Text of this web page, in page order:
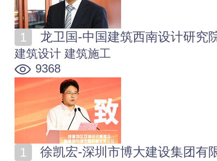
龙卫国-中国建筑西南设计研究
建筑设计 建筑施工
9368
徐凯宏-深圳市博大建设集团有